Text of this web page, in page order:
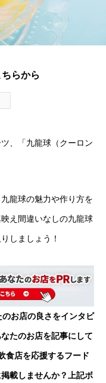
らから
、「九龍球（クーロン
龍球の魅力や作り方を
え間違いなしの九龍球
しましょう！
お店の良さをインタビ
たのお店を記事にして
食店を応援するフード
載しませんか？上記ボ